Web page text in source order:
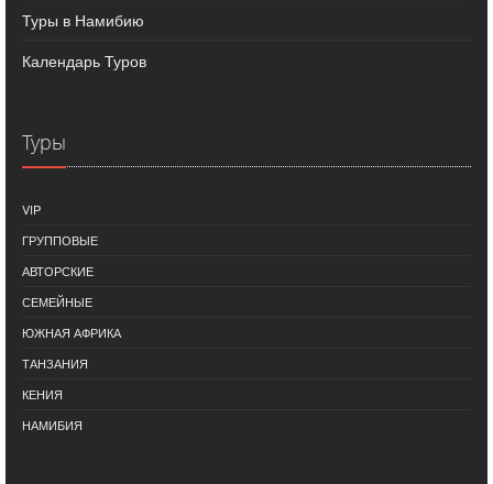
Туры в Намибию
Календарь Туров
Туры
VIP
ГРУППОВЫЕ
АВТОРСКИЕ
СЕМЕЙНЫЕ
ЮЖНАЯ АФРИКА
ТАНЗАНИЯ
КЕНИЯ
НАМИБИЯ